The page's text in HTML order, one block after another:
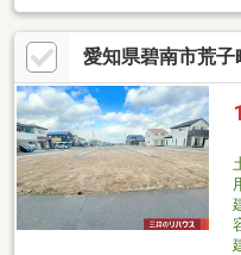
お土地！〇小学校まで徒歩約
〇バス停まで徒歩約3分のた
なたの希望を叶えるワイドな
♪■■■周辺環境■■■〇西端保育
ード平和店（徒歩約29分）約
丁目店 （徒歩約9分）約650
約8分）約600ｍ
愛知県碧南市荒子